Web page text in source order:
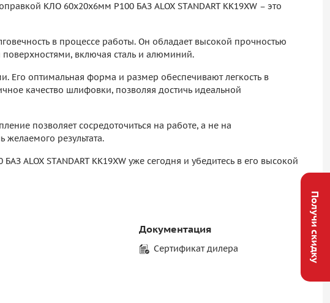
КЛО 60х20х6мм P100 БАЗ ALOX STANDART KK19XW – это
в процессе работы. Он обладает высокой прочностью
включая сталь и алюминий.
Его оптимальная форма и размер обеспечивают легкость в
качество шлифовки, позволяя достичь идеальной
позволяет сосредоточиться на работе, а не на
результата.
ALOX STANDART KK19XW уже сегодня и убедитесь в его высокой
Документация
Сертификат дилера Получи скидку